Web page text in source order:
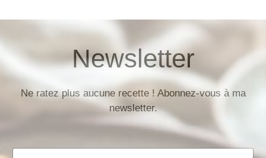
Newsletter
Ne ratez plus aucune recette ! Abonnez-vous à ma
newsletter.